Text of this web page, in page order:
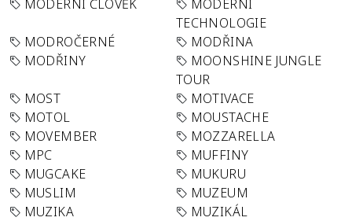
MODERNÍ ČLOVĚK
MODERNÍ
TECHNOLOGIE
MODROČERNÉ
MODŘINA
MODŘINY
MOONSHINE JUNGLE
TOUR
MOST
MOTIVACE
MOTOL
MOUSTACHE
MOVEMBER
MOZZARELLA
MPC
MUFFINY
MUGCAKE
MUKURU
MUSLIM
MUZEUM
MUZIKA
MUZIKÁL